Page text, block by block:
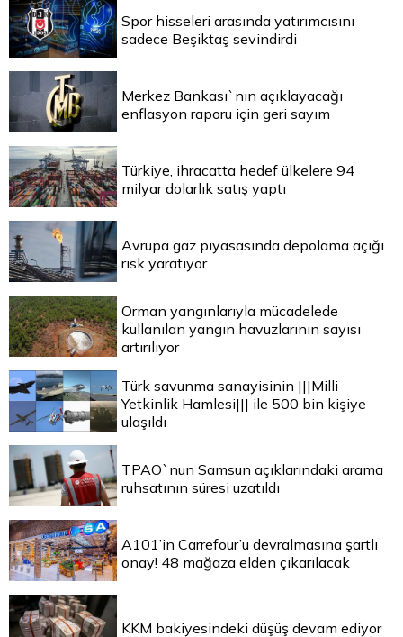
Spor hisseleri arasında yatırımcısını
sadece Beşiktaş sevindirdi
Merkez Bankası`nın açıklayacağı
enflasyon raporu için geri sayım
Türkiye, ihracatta hedef ülkelere 94
milyar dolarlık satış yaptı
Avrupa gaz piyasasında depolama açığı
risk yaratıyor
Orman yangınlarıyla mücadelede
kullanılan yangın havuzlarının sayısı
artırılıyor
Türk savunma sanayisinin |||Milli
Yetkinlik Hamlesi||| ile 500 bin kişiye
ulaşıldı
TPAO`nun Samsun açıklarındaki arama
ruhsatının süresi uzatıldı
A101’in Carrefour’u devralmasına şartlı
onay! 48 mağaza elden çıkarılacak
KKM bakiyesindeki düşüş devam ediyor